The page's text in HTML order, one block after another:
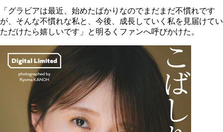
「グラビアは最近、始めたばかりなのでまだまだ不慣れです
が、そんな不慣れな私と、今後、成長していく私を見届けてい
ただけたら嬉しいです」と明るくファンへ呼びかけた。